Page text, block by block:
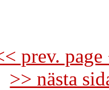
prev.
>> nästa